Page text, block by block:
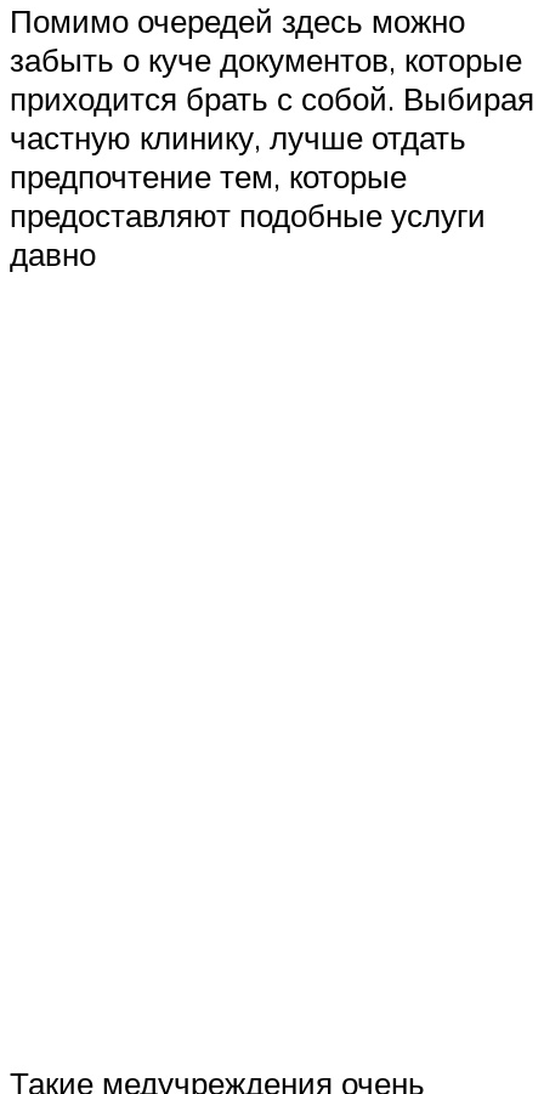
Помимо очередей здесь можно
забыть о куче документов, которые
приходится брать с собой. Выбирая
частную клинику, лучше отдать
предпочтение тем, которые
предоставляют подобные услуги
давно
Такие медучреждения очень